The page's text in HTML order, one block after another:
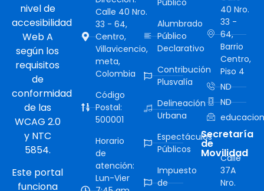
nivel de
accesibilidad
Web A
según los
requisitos
de
conformidad
de las
WCAG 2.0
y NTC
5854.
Este portal
funciona
Calle 40 Nro.
33 - 64,
Centro,
Villavicencio,
meta,
Colombia
Código
Postal:
500001
Horario
de
atención:
Lun-Vier
Alumbrado
Público
Declarativo
Contribución
Plusvalía
Delineación
Urbana
Espectáculos
Públicos
Impuesto
de
40 Nro.
33 -
64,
Barrio
Centro,
Piso 4
ND
ND
Secretaría
de
Movilidad
Calle
37A
Nro.